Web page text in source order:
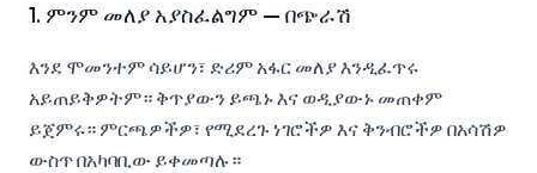
1. ምንም መለያ አያስፈልግም — በጭራሽ
እንደ ሞመንተም ሳይሆን፣ ድሪም አፋር መለያ እንዲፈጥሩ
አይጠይቅዎትም። ቅጥያውን ይጫኑ እና ወዲያውኑ መጠቀም
ይጀምሩ። ምርጫዎችዎ፣ የሚደረጉ ነገሮችዎ እና ቅንብሮችዎ በአሳሽዎ
ውስጥ በአካባቢው ይቀመጣሉ።